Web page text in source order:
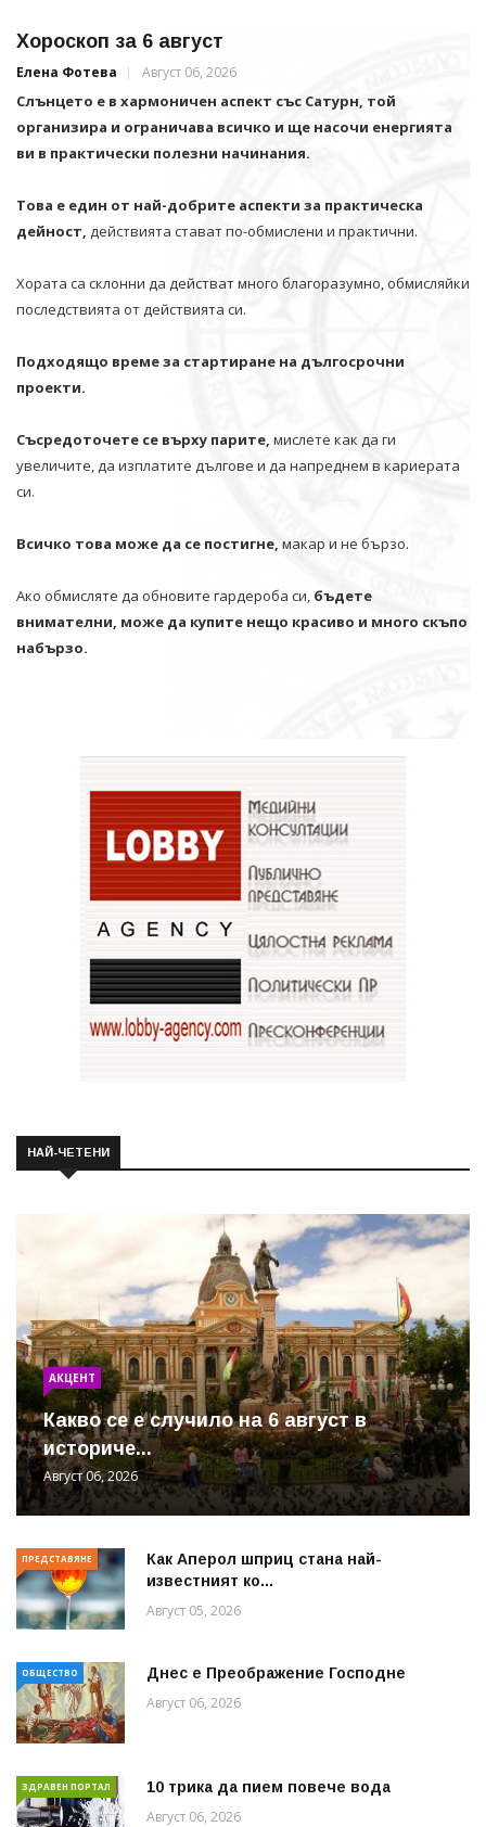
Хороскоп за 6 август
Елена Фотева Август 06, 2026
Слънцето е в хармоничен аспект със Сатурн, той
организира и ограничава всичко и щe насочи енергията
ви в практически полезни начинания.
Това е един от най-добрите аспекти за практическа
дейност, действията стават по-обмислени и практични.
Хората са склонни да действат много благоразумно, обмисляйки
последствията от действията си.
Подходящо време за стартиране на дългосрочни
проекти.
Съсредоточете се върху парите, мислете как да ги
увеличите, да изплатите дългове и да напреднем в кариерата
си.
Всичко това може да се постигне, макар и не бързо.
Ако обмисляте да обновите гардероба си, бъдете
внимателни, може да купите нещо красиво и много скъпо
набързо.
НАЙ-ЧЕТЕНИ
АКЦЕНТ
Какво се е случило на 6 август в
историче...
Август 06, 2026
ПРЕДСТАВЯНЕ
Как Аперол шприц стана най-
известният ко...
Август 05, 2026
ОБЩЕСТВО Днес е Преображение Господне
Август 06, 2026
ЗДРАВЕН ПОРТАЛ 10 трика да пием повече вода
Август 06, 2026